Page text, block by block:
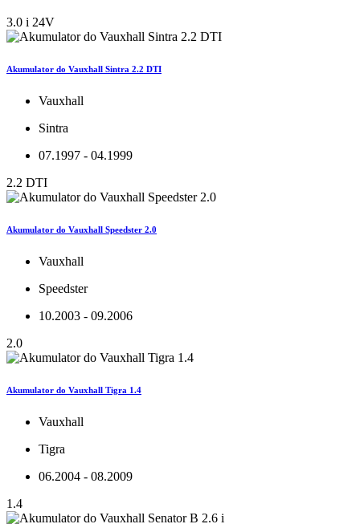
3.0 i 24V
Akumulator do Vauxhall Sintra 2.2 DTI
Vauxhall
Sintra
07.1997 - 04.1999
2.2 DTI
Akumulator do Vauxhall Speedster 2.0
Vauxhall
Speedster
10.2003 - 09.2006
2.0
Akumulator do Vauxhall Tigra 1.4
Vauxhall
Tigra
06.2004 - 08.2009
1.4